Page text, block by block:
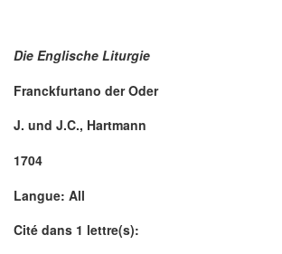
Die Englische Liturgie
Franckfurtano der Oder
J. und J.C., Hartmann
1704
Langue: All
Cité dans 1 lettre(s):